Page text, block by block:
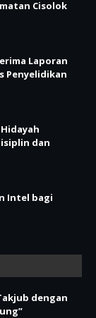
Cisolok
Laporan
Penyelidikan
dan
Intel bagi
dengan